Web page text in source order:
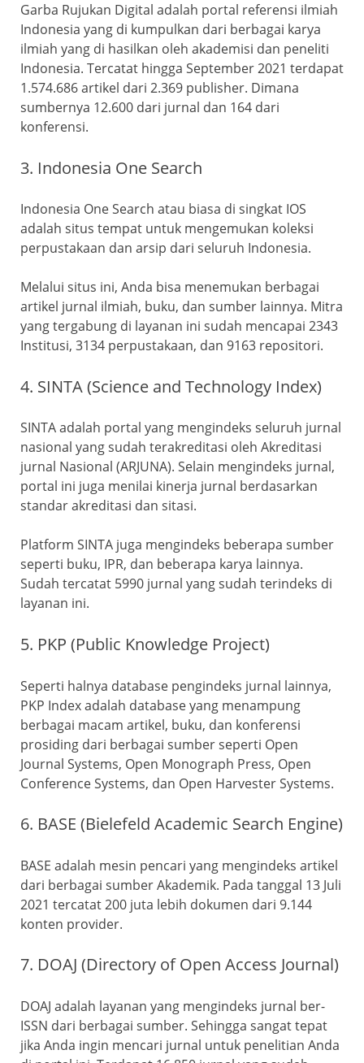
Garba Rujukan Digital adalah portal referensi ilmiah
Indonesia yang di kumpulkan dari berbagai karya
ilmiah yang di hasilkan oleh akademisi dan peneliti
Indonesia. Tercatat hingga September 2021 terdapat
1.574.686 artikel dari 2.369 publisher. Dimana
sumbernya 12.600 dari jurnal dan 164 dari
konferensi.
3. Indonesia One Search
Indonesia One Search atau biasa di singkat IOS
adalah situs tempat untuk mengemukan koleksi
perpustakaan dan arsip dari seluruh Indonesia.
Melalui situs ini, Anda bisa menemukan berbagai
artikel jurnal ilmiah, buku, dan sumber lainnya. Mitra
yang tergabung di layanan ini sudah mencapai 2343
Institusi, 3134 perpustakaan, dan 9163 repositori.
4. SINTA (Science and Technology Index)
SINTA adalah portal yang mengindeks seluruh jurnal
nasional yang sudah terakreditasi oleh Akreditasi
jurnal Nasional (ARJUNA). Selain mengindeks jurnal,
portal ini juga menilai kinerja jurnal berdasarkan
standar akreditasi dan sitasi.
Platform SINTA juga mengindeks beberapa sumber
seperti buku, IPR, dan beberapa karya lainnya.
Sudah tercatat 5990 jurnal yang sudah terindeks di
layanan ini.
5. PKP (Public Knowledge Project)
Seperti halnya database pengindeks jurnal lainnya,
PKP Index adalah database yang menampung
berbagai macam artikel, buku, dan konferensi
prosiding dari berbagai sumber seperti Open
Journal Systems, Open Monograph Press, Open
Conference Systems, dan Open Harvester Systems.
6. BASE (Bielefeld Academic Search Engine)
BASE adalah mesin pencari yang mengindeks artikel
dari berbagai sumber Akademik. Pada tanggal 13 Juli
2021 tercatat 200 juta lebih dokumen dari 9.144
konten provider.
7. DOAJ (Directory of Open Access Journal)
DOAJ adalah layanan yang mengindeks jurnal ber-
ISSN dari berbagai sumber. Sehingga sangat tepat
jika Anda ingin mencari jurnal untuk penelitian Anda